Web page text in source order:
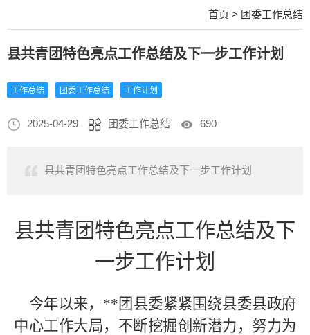
首页 > 团委工作总结
县共青团特色亮点工作总结及下一步工作计划
工作总结 团委工作总结 工作计划
2025-04-29 团委工作总结 690
县共青团特色亮点工作总结及下一步工作计划
县共青团特色亮点工作总结及下
一步工作计划
今年以来，** 团县委紧紧围绕县委县政府
中心工作大局，不断挖掘创新潜力，努力为